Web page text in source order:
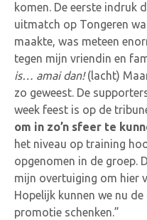
komen. De eerste indruk
uitmatch op Tongeren
maakte, was meteen
tegen mijn vriendin en
is… amai dan!(lacht)
zo geweest. De
week feest is op de
om in zo’n sfeer te
het niveau op training
opgenomen in de groep.
mijn overtuiging om hier
Hopelijk kunnen we nu
promotie schenken.”